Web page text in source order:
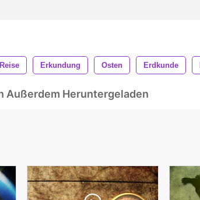
Reise Erkundung Osten Erdkunde
Außerdem Heruntergeladen